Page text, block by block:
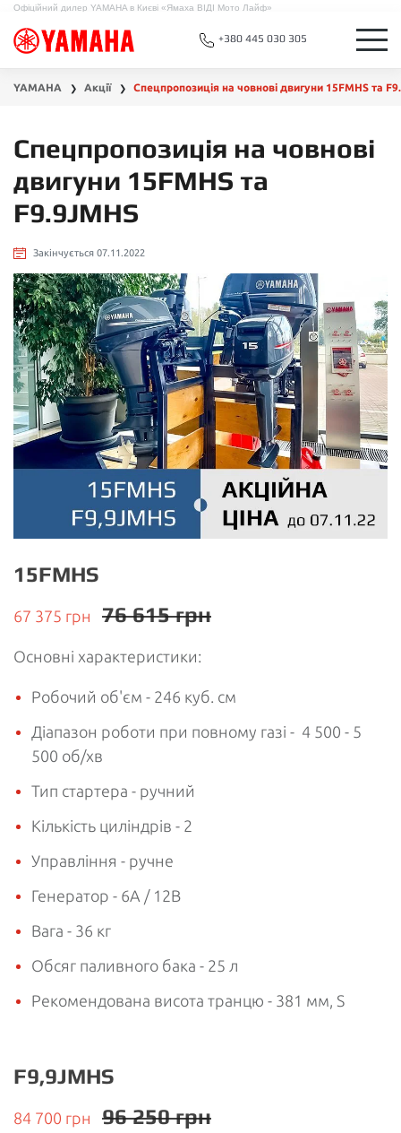
Офіційний дилер YAMAHA в Києві «Ямаха ВІДІ Мото Лайф»
+380 445 030 305
YAMAHA ❯ Акції ❯ Спецпропозиція на човнові двигуни 15FMHS та
Спецпропозиція на човнові
двигуни 15FMHS та
F9.9JMHS
Закінчується 07.11.2022
15FMHS
67 375 грн 76 615 грн
Основні характеристики:
Робочий об'єм - 246 куб. см
Діапазон роботи при повному газі - 4 500 - 5
500 об/хв
Тип стартера - ручний
Кількість циліндрів - 2
Управління - ручне
Генератор - 6А / 12В
Вага - 36 кг
Обсяг паливного бака - 25 л
Рекомендована висота транцю - 381 мм, S
F9,9JMHS
84 700 грн 96 250 грн